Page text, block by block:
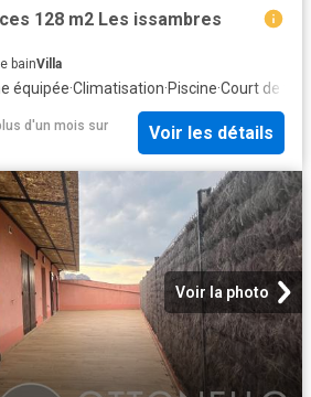
128 m2 Les issambres
bainVilla
équipée·Climatisation·Piscine·Court de
d'un mois sur
Voir les détails
Voir la photo